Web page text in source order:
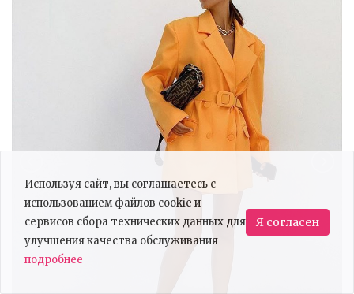
Используя сайт, вы соглашаетесь с
использованием файлов cookie и
сервисов сбора технических данных для
улучшения качества обслуживания
подробнее
Я согласен